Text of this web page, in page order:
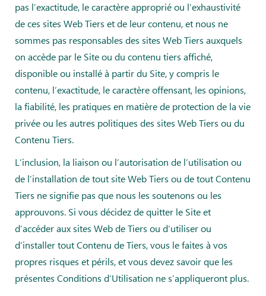
pas l’exactitude, le caractère approprié ou l’exhaustivité
de ces sites Web Tiers et de leur contenu, et nous ne
sommes pas responsables des sites Web Tiers auxquels
on accède par le Site ou du contenu tiers affiché,
disponible ou installé à partir du Site, y compris le
contenu, l’exactitude, le caractère offensant, les opinions,
la fiabilité, les pratiques en matière de protection de la vie
privée ou les autres politiques des sites Web Tiers ou du
Contenu Tiers.
L’inclusion, la liaison ou l’autorisation de l’utilisation ou
de l’installation de tout site Web Tiers ou de tout Contenu
Tiers ne signifie pas que nous les soutenons ou les
approuvons. Si vous décidez de quitter le Site et
d’accéder aux sites Web de Tiers ou d’utiliser ou
d’installer tout Contenu de Tiers, vous le faites à vos
propres risques et périls, et vous devez savoir que les
présentes Conditions d’Utilisation ne s’appliqueront plus.